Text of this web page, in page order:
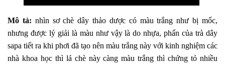
Mô tả: nhìn sơ chè dây thảo dược có màu trắng như bị mốc,
nhưng được lý giải là màu như vậy là do nhựa, phấn của trà dây
sapa tiết ra khi phơi đã tạo nên màu trắng này với kinh nghiệm các
nhà khoa học thì lá chè này càng màu trắng thì chứng tỏ nhiều